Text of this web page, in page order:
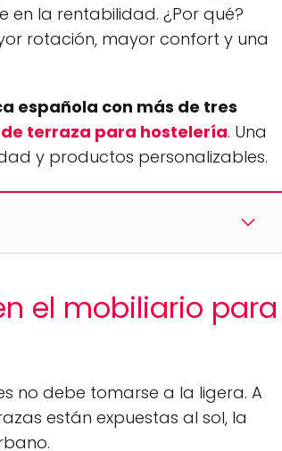
en la rentabilidad. ¿Por qué?
rotación, mayor confort y una
española con más de tres
terraza para hostelería. Una
y productos personalizables.
el mobiliario para
no debe tomarse a la ligera. A
están expuestas al sol, la